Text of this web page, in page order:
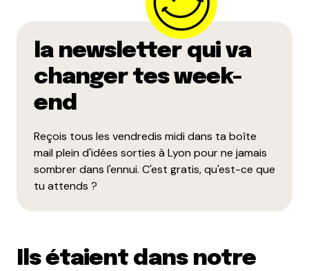
la newsletter qui va
changer tes week-
end
Reçois tous les vendredis midi dans ta boîte
mail plein d'idées sorties à Lyon pour ne jamais
sombrer dans l'ennui. C'est gratis, qu'est-ce que
tu attends ?
Ils étaient dans notre